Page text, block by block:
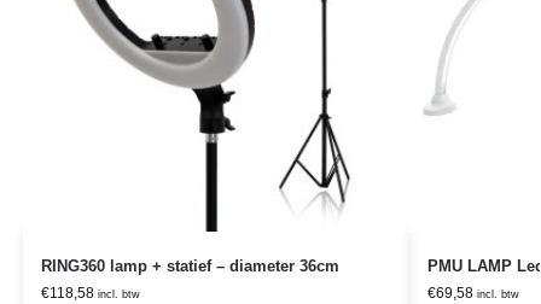
RING360 lamp + statief – diameter 36cm
€118,58 incl. btw
PMU LAMP
€69,58 incl. btw